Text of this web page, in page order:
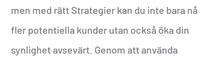
men med rätt Strategier kan du inte bara nå
fler potentiella kunder utan också öka din
synlighet avsevärt. Genom att använda